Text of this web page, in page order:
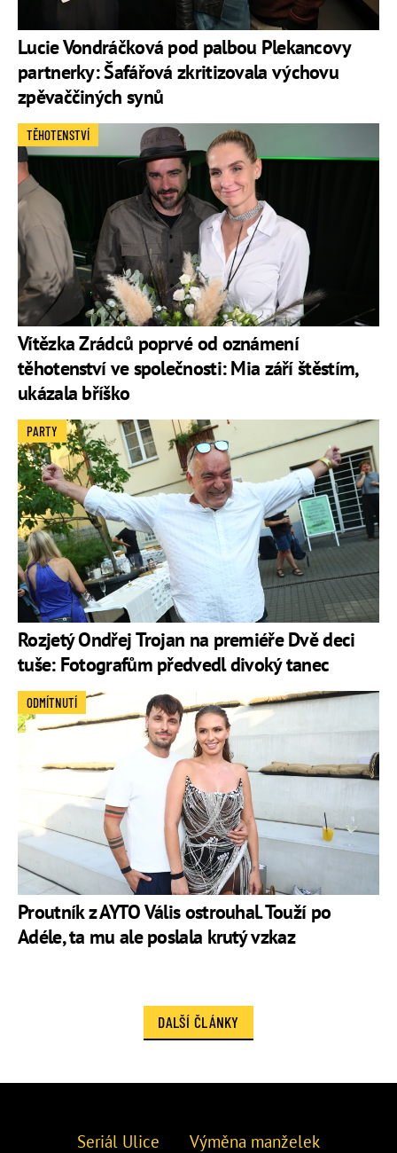
Lucie Vondráčková pod palbou Plekancovy
partnerky: Šafářová zkritizovala výchovu
zpěvaččiných synů
Vítězka Zrádců poprvé od oznámení
těhotenství ve společnosti: Mia září štěstím,
ukázala bříško
TĚHOTENSTVÍ
Rozjetý Ondřej Trojan na premiéře Dvě deci
tuše: Fotografům předvedl divoký tanec
PARTY
Proutník z AYTO Vális ostrouhal. Touží po
Adéle, ta mu ale poslala krutý vzkaz
ODMÍTNUTÍ
DALŠÍ ČLÁNKY
Seriál Ulice Výměna manželek